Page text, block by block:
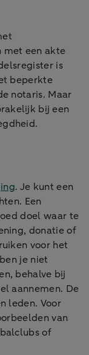
met een akte
is
beperkte
notaris. Maar
bij een
. Je kunt een
Een
doel waar te
donatie of
voor het
je niet
behalve bij
aannemen. De
leden. Voor
van
of